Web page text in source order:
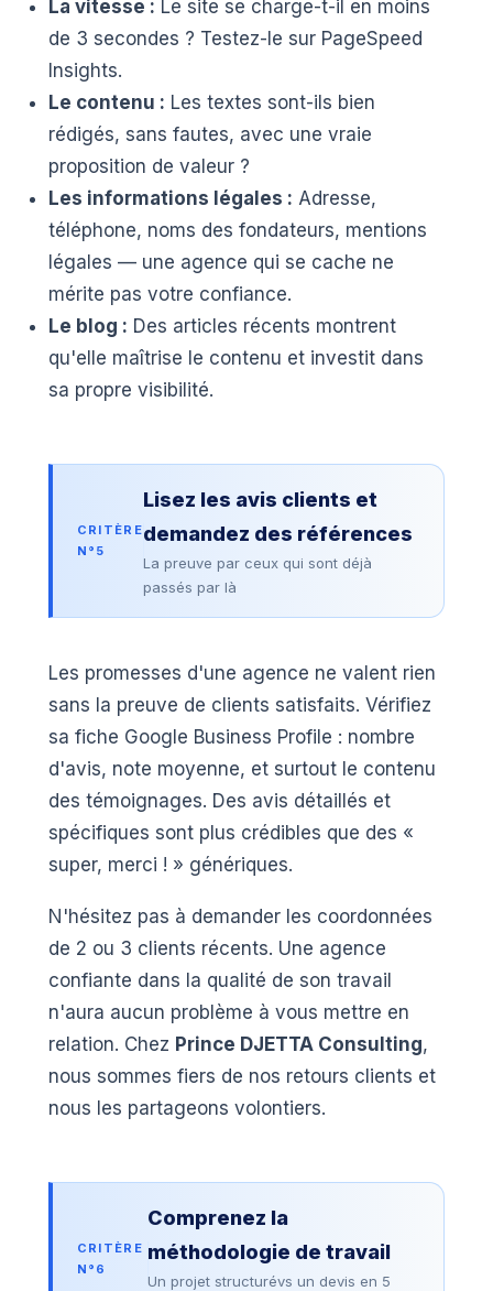
La vitesse : Le site se charge-t-il en moins
de 3 secondes ? Testez-le sur PageSpeed
Insights.
Le contenu : Les textes sont-ils bien
rédigés, sans fautes, avec une vraie
proposition de valeur ?
Les informations légales : Adresse,
téléphone, noms des fondateurs, mentions
légales — une agence qui se cache ne
mérite pas votre confiance.
Le blog : Des articles récents montrent
qu'elle maîtrise le contenu et investit dans
sa propre visibilité.
CRITÈRE
N°5
Lisez les avis clients et
demandez des références
La preuve par ceux qui sont déjà
passés par là
Les promesses d'une agence ne valent rien
sans la preuve de clients satisfaits. Vérifiez
sa fiche Google Business Profile : nombre
d'avis, note moyenne, et surtout le contenu
des témoignages. Des avis détaillés et
spécifiques sont plus crédibles que des «
super, merci ! » génériques.
N'hésitez pas à demander les coordonnées
de 2 ou 3 clients récents. Une agence
confiante dans la qualité de son travail
n'aura aucun problème à vous mettre en
relation. Chez Prince DJETTA Consulting,
nous sommes fiers de nos retours clients et
nous les partageons volontiers.
CRITÈRE
N°6
Comprenez la
méthodologie de travail
Un projet structurévs un devis en 5